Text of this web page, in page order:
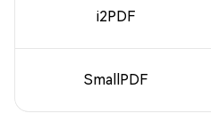
i2PDF
SmallPDF